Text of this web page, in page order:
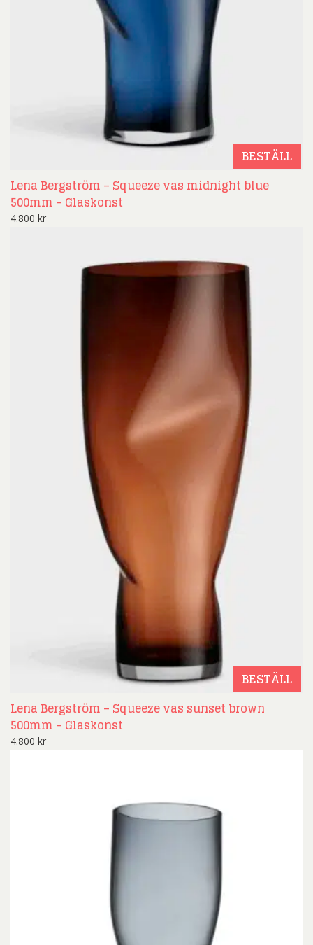
BESTÄLL
Lena Bergström – Squeeze vas midnight blue
500mm – Glaskonst
4.800 kr
BESTÄLL
Lena Bergström – Squeeze vas sunset brown
500mm – Glaskonst
4.800 kr